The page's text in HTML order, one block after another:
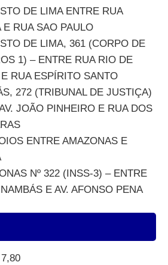
DE LIMA ENTRE RUA
E RUA SAO PAULO
DE LIMA, 361 (CORPO DE
1) – ENTRE RUA RIO DE
RUA ESPÍRITO SANTO
272 (TRIBUNAL DE JUSTIÇA)
JOÃO PINHEIRO E RUA DOS
ENTRE AMAZONAS E
Nº 322 (INSS-3) – ENTRE
E AV. AFONSO PENA
7,80